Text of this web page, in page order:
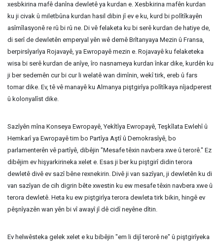
xesbkirina mafê danîna dewletê ya kurdan e. Xesbkirina mafên kurdan
ku ji civak û miletbûna kurdan hasil dibin jî ev e ku, kurd bi polîtîkayên
asîmîlasyonê re rû bi rû ne. Di vê felaketa ku bi serê kurdan de hatiye de,
di serî de dewletên emperyal yên wê demê Brîtanyaya Mezin û Fransa,
berpirsîyarîya Rojavayê, ya Ewropayê mezin e. Rojavayê ku felaketeka
wisa bi serê kurdan de anîye, îro nasnameya kurdan înkar dike, kurdên ku
ji ber sedemên cur bi cur li welatê wan dimînin, wekî tirk, ereb û fars
tomar dike. Ev, tê vê manayê ku Almanya piştgirîya polîtîkaya nîjadperest
û kolonyalîst dike.
Sazîyên mîna Konseya Ewropayê, Yekîtîya Ewropayê, Teşkîlata Ewlehî û
Hemkarî ya Ewropayê tim bo Partîya Aştî û Demokrasîyê, bo
parlamenterên vê partîyê, dibêjin "Mesafe têxin navbera xwe û terorê." Ez
dibêjim ev hişyarkirineka xelet e. Esas ji ber ku piştgirî didin terora
dewletê divê ev sazî bêne rexnekirin. Divê ji van sazîyan, ji dewletên ku di
van sazîyan de cih digrin bête xwestin ku ew mesafe têxin navbera xwe û
terora dewletê. Heta ku ew piştgirîya terora dewleta tirk bikin, hingê ev
pêşnîyazên wan yên bi vî awayî jî dê cidî neyêne dîtin.
Ev helwêsteka gelek xelet e ku bibêjin "em li dijî terorê ne" û piştgirîyeka